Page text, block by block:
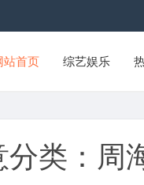
站首页 综艺娱乐
分类：周